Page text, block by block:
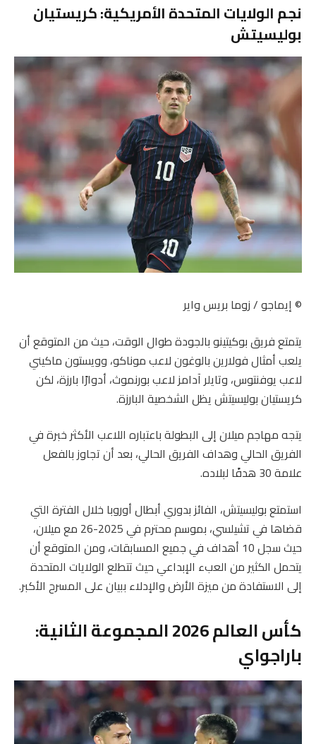
نجم الولايات المتحدة الأمريكية: كريستيان
بوليسيتش
© إيماجو / زوما بريس واير
يتمتع فريق بوكيتينو بالجودة طوال الوقت، حيث من المتوقع أن
يلعب أمثال فولارين بالوغون لاعب موناكو، وويستون ماكيني
لاعب يوفنتوس، وتايلر آدامز لاعب بورنموث، أدوارًا بارزة، لكن
كريستيان بوليسيتش يظل الشخصية البارزة.
يتجه مهاجم ميلان إلى البطولة باعتباره اللاعب الأكثر خبرة في
الفريق الحالي وهداف الفريق الحالي، بعد أن تجاوز بالفعل
علامة 30 هدفًا لبلاده.
استمتع بوليسيتش، الفائز بدوري أبطال أوروبا خلال الفترة التي
قضاها في تشيلسي، بموسم محترم في 2025-26 مع ميلان،
حيث سجل 10 أهداف في جميع المسابقات، ومن المتوقع أن
يتحمل الكثير من العبء الإبداعي حيث تتطلع الولايات المتحدة
إلى الاستفادة من ميزة الأرض والإدلاء ببيان على المسرح الأكبر.
كأس العالم 2026 المجموعة الثانية:
باراجواي